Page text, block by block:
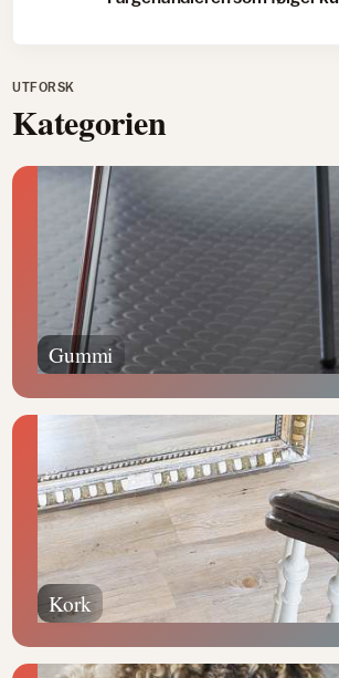
UTFORSK
Kategorien
Gummi
Kork